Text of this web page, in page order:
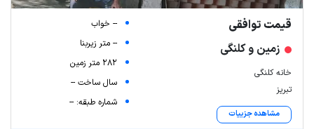
قیمت توافقی
زمین و کلنگی
خانه کلنگی
تبریز
مشاهده جزییات
-- خواب
-- متر زیربنا
282 متر زمین
سال ساخت --
شماره طبقه: --